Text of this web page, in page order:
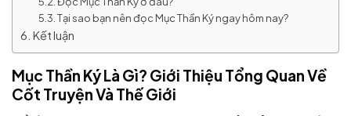
Tại sao bạn nên đọc Mục Thần Ký ngay hôm nay?
Kết luận
Mục Thần Ký Là Gì? Giới Thiệu Tổng Quan Về
Cốt Truyện Và Thế Giới